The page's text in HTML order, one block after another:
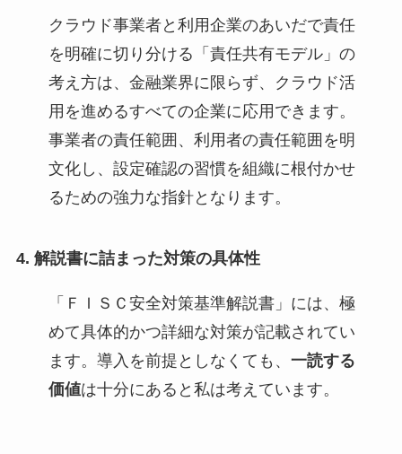
クラウド事業者と利用企業のあいだで責任
を明確に切り分ける「責任共有モデル」の
考え方は、金融業界に限らず、クラウド活
用を進めるすべての企業に応用できます。
事業者の責任範囲、利用者の責任範囲を明
文化し、設定確認の習慣を組織に根付かせ
るための強力な指針となります。
4. 解説書に詰まった対策の具体性
「ＦＩＳＣ安全対策基準解説書」には、極
めて具体的かつ詳細な対策が記載されてい
ます。導入を前提としなくても、 一読する
価値は十分にあると私は考えています。